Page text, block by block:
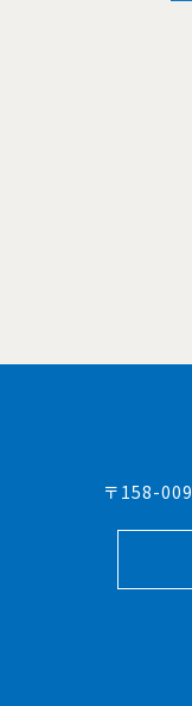
〒158-